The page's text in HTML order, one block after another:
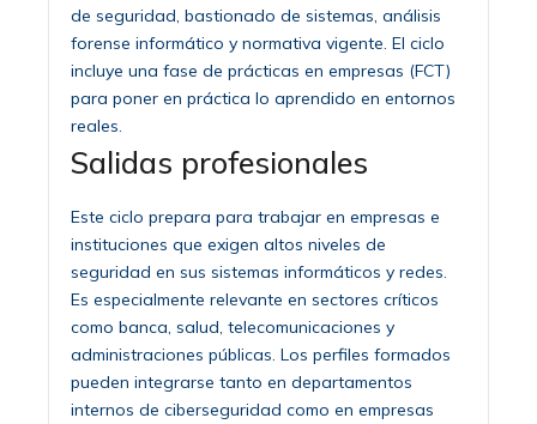
de seguridad, bastionado de sistemas, análisis
forense informático y normativa vigente. El ciclo
incluye una fase de prácticas en empresas (FCT)
para poner en práctica lo aprendido en entornos
reales.
Salidas profesionales
Este ciclo prepara para trabajar en empresas e
instituciones que exigen altos niveles de
seguridad en sus sistemas informáticos y redes.
Es especialmente relevante en sectores críticos
como banca, salud, telecomunicaciones y
administraciones públicas. Los perfiles formados
pueden integrarse tanto en departamentos
internos de ciberseguridad como en empresas